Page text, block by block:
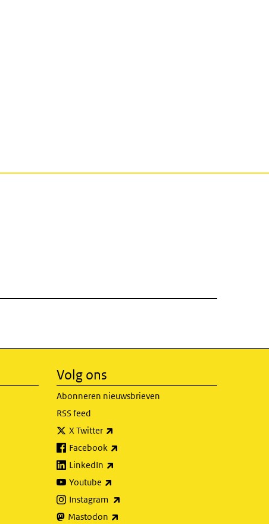
Volg ons
Abonneren nieuwsbrieven
RSS feed
X Twitter
Facebook
LinkedIn
Youtube
Instagram
Mastodon